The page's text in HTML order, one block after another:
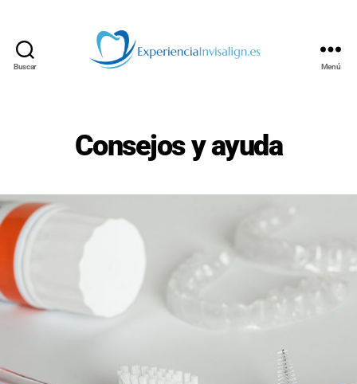
Buscar Menú
Consejos y ayuda